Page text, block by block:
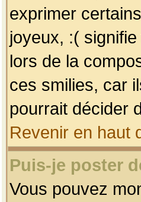
exprimer
joyeux, :(
lors de la
ces smilies, car
pourrait décider
Revenir en haut
Puis-je poster
Vous pouvez